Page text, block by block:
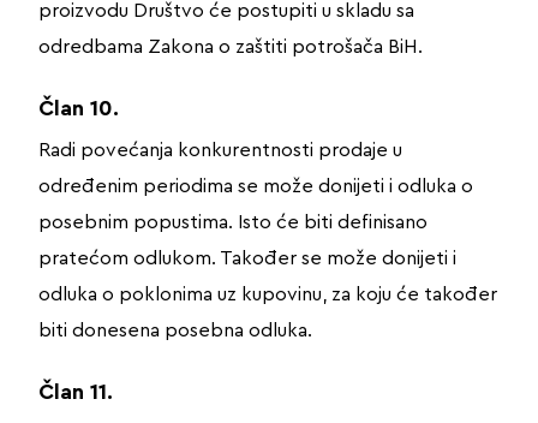
proizvodu Društvo će postupiti u skladu sa
odredbama Zakona o zaštiti potrošača BiH.
Član 10.
Radi povećanja konkurentnosti prodaje u
određenim periodima se može donijeti i odluka o
posebnim popustima. Isto će biti definisano
pratećom odlukom. Također se može donijeti i
odluka o poklonima uz kupovinu, za koju će također
biti donesena posebna odluka.
Član 11.